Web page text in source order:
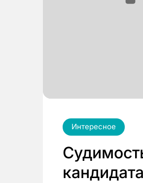
Интересное